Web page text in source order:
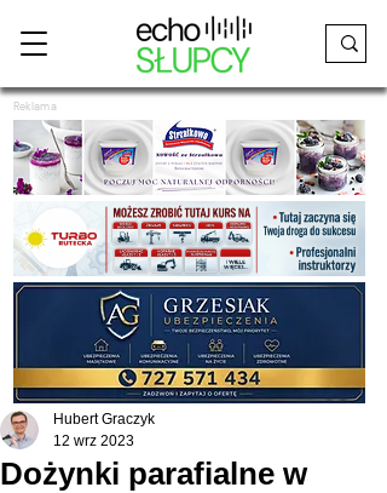
Reklama
Dożynki parafialne w
Hubert Graczyk
12 wrz 2023